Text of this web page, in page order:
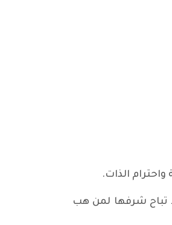
الذات.
تباح شرفها لمن هب